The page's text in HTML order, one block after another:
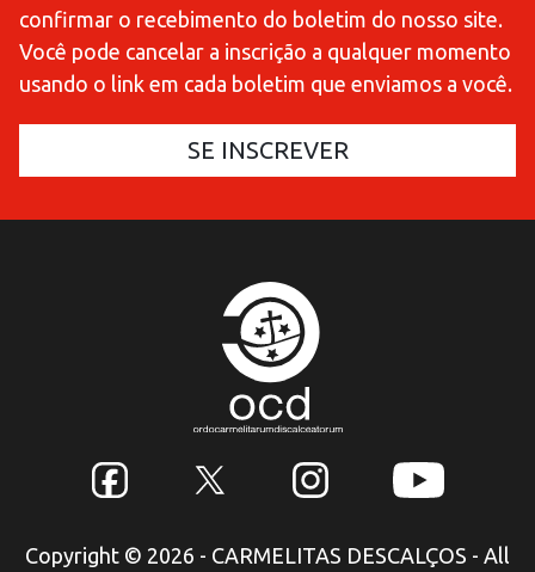
confirmar o recebimento do boletim do nosso site.
Você pode cancelar a inscrição a qualquer momento
usando o link em cada boletim que enviamos a você.
Copyright © 2026 - CARMELITAS DESCALÇOS - All